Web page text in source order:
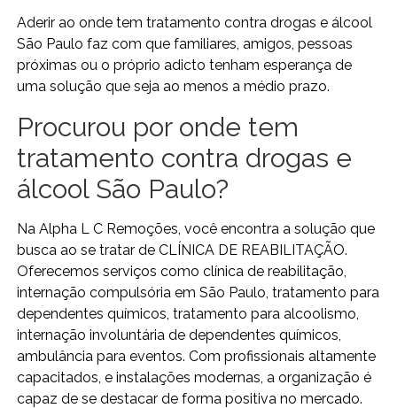
Aderir ao onde tem tratamento contra drogas e álcool
São Paulo faz com que familiares, amigos, pessoas
próximas ou o próprio adicto tenham esperança de
uma solução que seja ao menos a médio prazo.
Procurou por onde tem
tratamento contra drogas e
álcool São Paulo?
Na Alpha L C Remoções, você encontra a solução que
busca ao se tratar de CLÍNICA DE REABILITAÇÃO.
Oferecemos serviços como clínica de reabilitação,
internação compulsória em São Paulo, tratamento para
dependentes químicos, tratamento para alcoolismo,
internação involuntária de dependentes químicos,
ambulância para eventos. Com profissionais altamente
capacitados, e instalações modernas, a organização é
capaz de se destacar de forma positiva no mercado.